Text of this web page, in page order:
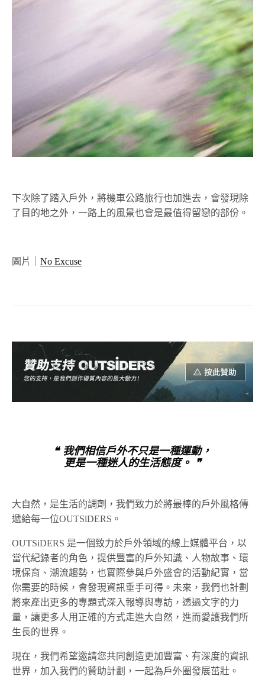
下次除了踏入戶外，將機車公路旅行也加進去，會發現除
了目的地之外，一路上的風景也會是最值得留戀的部份。
圖片｜ No Excuse
❝ 我們相信戶外不只是一種運動，
更是一種迷人的生活態度。 ❞
大自然，是生活的調劑，我們致力於將最棒的戶外風格傳
遞給每一位OUTSiDERS。
OUTSiDERS 是一個致力於戶外領域的線上媒體平台，以
當代紀錄者的角色，提供豐富的戶外知識、人物故事、環
境保育、潮流趨勢，也實際參與戶外盛會的活動紀實，當
你需要的時候，會發現資訊垂手可得。未來，我們也計劃
將來產出更多的專題式深入報導與專訪，透過文字的力
量，讓更多人用正確的方式走進大自然，進而愛護我們所
生長的世界。
現在，我們希望邀請您共同創造更加豐富、有深度的資訊
世界，加入我們的贊助計劃，一起為戶外圈發展茁壯。